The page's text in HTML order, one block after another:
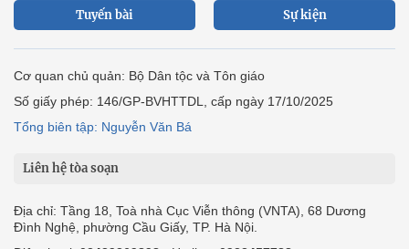
Tuyến bài Sự kiện
Cơ quan chủ quản: Bộ Dân tộc và Tôn giáo
Số giấy phép: 146/GP-BVHTTDL, cấp ngày 17/10/2025
Tổng biên tập: Nguyễn Văn Bá
Liên hệ tòa soạn
Địa chỉ: Tầng 18, Toà nhà Cục Viễn thông (VNTA), 68 Dương
Đình Nghệ, phường Cầu Giấy, TP. Hà Nội.